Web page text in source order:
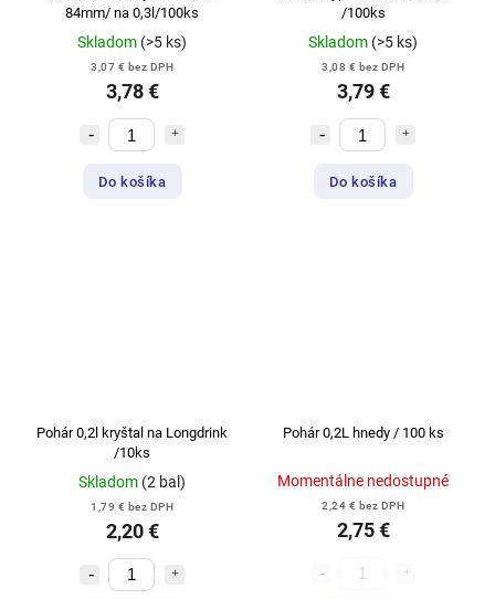
84mm/ na 0,3l/100ks
Skladom (>5 ks)
3,07 € bez DPH
3,78 €
Do košíka
/100ks
Skladom (>5 ks)
3,08 € bez DPH
3,79 €
Do košíka
Pohár 0,2l kryštal na Longdrink
/10ks
Skladom (2 bal)
1,79 € bez DPH
2,20 €
Pohár 0,2L hnedy / 100 ks
Momentálne nedostupné
2,24 € bez DPH
2,75 €